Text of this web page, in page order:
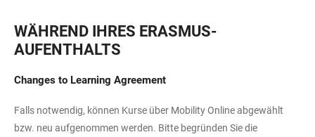
WÄHREND IHRES ERASMUS-
AUFENTHALTS
Changes to Learning Agreement
Falls notwendig, können Kurse über Mobility Online abgewählt
bzw. neu aufgenommen werden. Bitte begründen Sie die